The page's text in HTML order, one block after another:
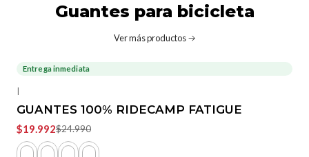
Guantes para bicicleta
Ver más productos
-20%
Entrega inmediata
|
GUANTES 100% RIDECAMP FATIGUE
$19.992$24.990